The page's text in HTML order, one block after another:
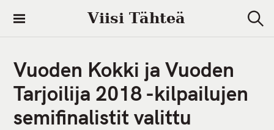
i
Viisi Tähteä
e
Vuoden Kokki ja Vuoden
Tarjoilija 2018 -kilpailujen
semifinalistit valittu